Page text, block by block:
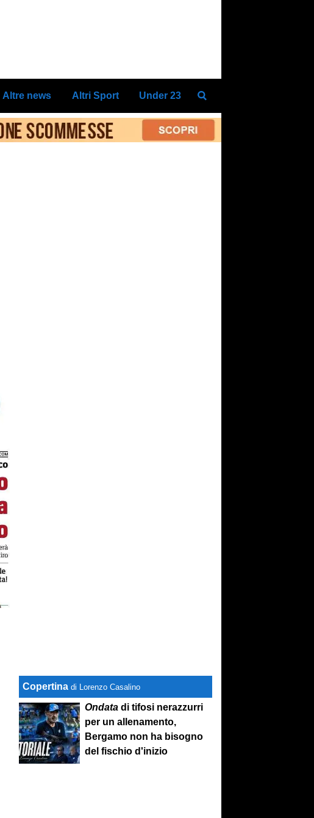
Altre news Altri Sport Under 23
Copertina di Lorenzo Casalino
Ondata di tifosi nerazzurri
per un allenamento,
Bergamo non ha bisogno
del fischio d'inizio